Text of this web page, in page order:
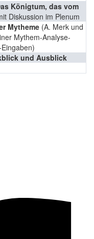
Königtum, das vom
Diskussion im Plenum
Mytheme (A. Merk und
Mythem-Analyse-
und Ausblick